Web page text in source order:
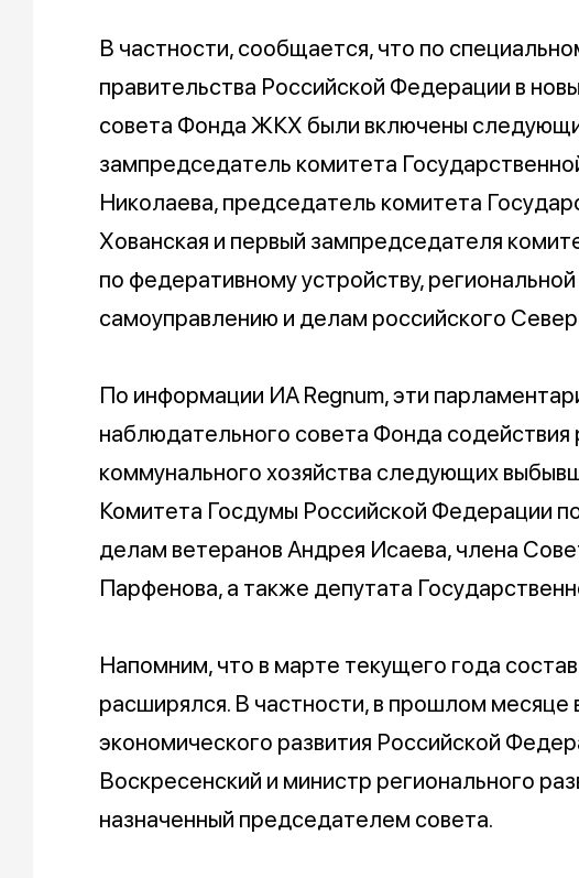
В частности, сообщается, что по
правительства Российской Федерации в
совета Фонда ЖКХ были включены
зампредседатель комитета
Николаева, председатель комитета
Хованская и первый зампредседателя
по федеративному устройству,
самоуправлению и делам российского
По информации ИА Regnum, эти
наблюдательного совета Фонда
коммунального хозяйства следующих
Комитета Госдумы Российской Федерации
делам ветеранов Андрея Исаева, члена
Парфенова, а также депутата
Напомним, что в марте текущего года
расширялся. В частности, в прошлом месяце
экономического развития Российской
Воскресенский и министр регионального
назначенный председателем совета.